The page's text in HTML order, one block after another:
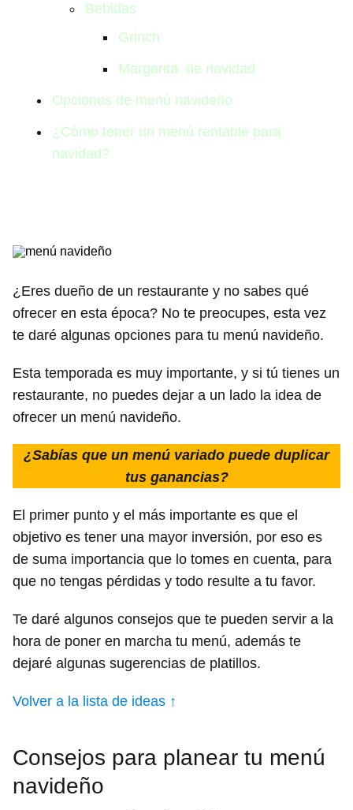
Bebidas
Grinch
Margarita de navidad
Opciones de menú navideño
¿Cómo tener un menú rentable para
navidad?
¿Eres dueño de un restaurante y no sabes qué
ofrecer en esta época? No te preocupes, esta vez
te daré algunas opciones para tu menú navideño.
Esta temporada es muy importante, y si tú tienes un
restaurante, no puedes dejar a un lado la idea de
ofrecer un menú navideño.
¿Sabías que un menú variado puede duplicar
tus ganancias?
El primer punto y el más importante es que el
objetivo es tener una mayor inversión, por eso es
de suma importancia que lo tomes en cuenta, para
que no tengas pérdidas y todo resulte a tu favor.
Te daré algunos consejos que te pueden servir a la
hora de poner en marcha tu menú, además te
dejaré algunas sugerencias de platillos.
Volver a la lista de ideas ↑
Consejos para planear tu menú
navideño